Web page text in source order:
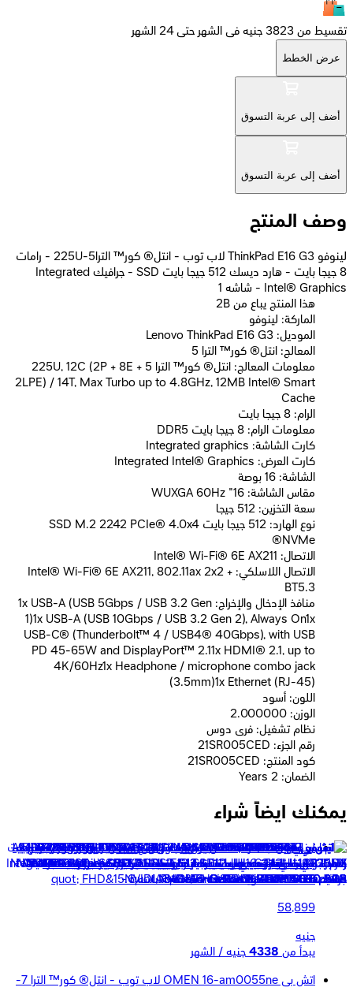
تقسيط من 3823 جنيه فى الشهر حتى 24 الشهر
عرض الخطط
أضف إلى عربة التسوق
أضف إلى عربة التسوق
وصف المنتج
لينوفو ThinkPad E16 G3 لاب توب - انتل® كور™ الترا5-225U - رامات
8 جيجا بايت - هارد ديسك 512 جيجا بايت SSD - جرافيك Integrated
Intel® Graphics - شاشه 1
2B هذا المنتج يباع من
الماركة: لينوفو
الموديل: Lenovo ThinkPad E16 G3
المعالج: انتل® كور™ الترا 5
معلومات المعالج: انتل® كور™ الترا 5 225U, 12C (2P + 8E +
2LPE) / 14T, Max Turbo up to 4.8GHz, 12MB Intel® Smart
Cache
الرام: 8 جيجا بايت
معلومات الرام: 8 جيجا بايت DDR5
كارت الشاشة: Integrated graphics
كارت العرض: Integrated Intel® Graphics
الشاشة: 16 بوصة
مقاس الشاشة: 16" WUXGA 60Hz
سعة التخزين: 512 جيجا
نوع الهارد: 512 جيجا بايت SSD M.2 2242 PCIe® 4.0x4
NVMe®
الاتصال: Intel® Wi-Fi® 6E AX211
الاتصال اللاسلكي: Intel® Wi-Fi® 6E AX211, 802.11ax 2x2 +
BT5.3
منافذ الإدخال والإخراج: 1x USB-A (USB 5Gbps / USB 3.2 Gen
1)1x USB-A (USB 10Gbps / USB 3.2 Gen 2), Always On1x
USB-C® (Thunderbolt™ 4 / USB4® 40Gbps), with USB
PD 45-65W and DisplayPort™ 2.11x HDMI® 2.1, up to
4K/60Hz1x Headphone / microphone combo jack
(3.5mm)1x Ethernet (RJ-45)
اللون: أسود
الوزن: 2.000000
نظام تشغيل: فرى دوس
رقم الجزء: 21SR005CED
كود المنتج: 21SR005CED
الضمان: 2 Years
يمكنك ايضاً شراء
لينوفو LOQ 15IRX9 - انتل® كور™ i7-13650HX - رامات 16 جيجا
بايت - هارد ديسك 512 جيجا بايت SSD - جرافيك NVIDIA®
GeForce RTX™ 4050 6GB - شاشه 15.6&quot; FHD
58,899
جنيه
يبدأ من 4338 جنيه / الشهر
اتش بى OMEN 16-am0055ne لاب توب - انتل® كور™ الترا 7-